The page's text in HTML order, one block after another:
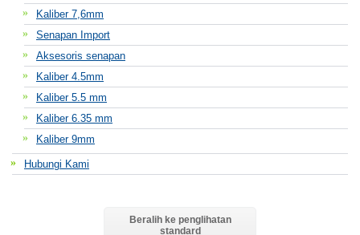
Kaliber 7,6mm
Senapan Import
Aksesoris senapan
Kaliber 4.5mm
Kaliber 5.5 mm
Kaliber 6.35 mm
Kaliber 9mm
Hubungi Kami
Beralih ke penglihatan
standard